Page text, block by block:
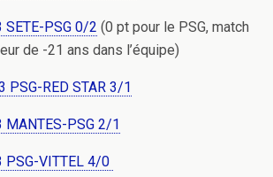
PSG 0/2 (0 pt pour le PSG, match
de -21 ans dans l’équipe)
RED STAR 3/1
PSG 2/1
VITTEL 4/0